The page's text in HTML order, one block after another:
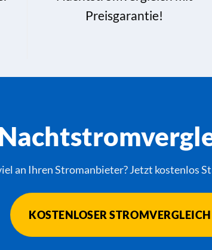
Preisgarantie!
an Ihren Stromanbieter? Jetzt kostenlos
KOSTENLOSER